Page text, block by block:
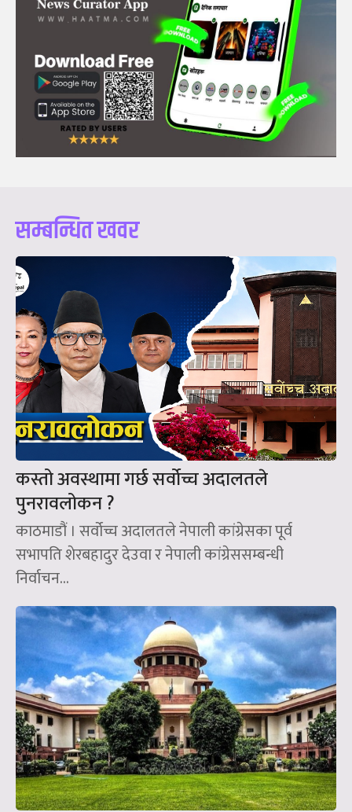
सम्बन्धित खवर
कस्तो अवस्थामा गर्छ सर्वोच्च अदालतले
पुनरावलोकन ?
काठमाडौं । सर्वोच्च अदालतले नेपाली कांग्रेसका पूर्व
सभापति शेरबहादुर देउवा र नेपाली कांग्रेससम्बन्धी
निर्वाचन...